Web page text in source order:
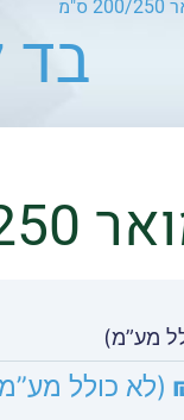
בד
ס"מ
מע”מ)
(לא כולל